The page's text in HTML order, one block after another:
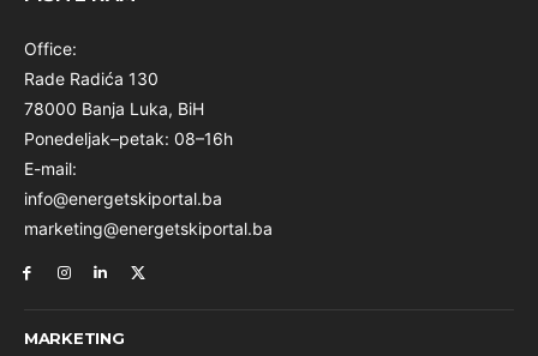
Office:
Rade Radića 130
78000 Banja Luka, BiH
Ponedeljak–petak: 08–16h
E-mail:
info@energetskiportal.ba
marketing@energetskiportal.ba
MARKETING